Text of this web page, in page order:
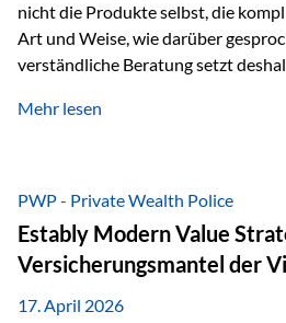
nicht die Produkte selbst, die
Art und Weise, wie darüber
verständliche Beratung setzt
fünf zentrale Faktoren: eine
diesem Thema liefern unter
Ansätze von Finanzexperte Klaus
für eine verständliche und…
Mehr lesen
PWP - Private Wealth Police
Estably Modern Value
Versicherungsmantel der
17. April 2026